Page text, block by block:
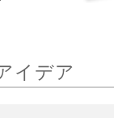
イデア